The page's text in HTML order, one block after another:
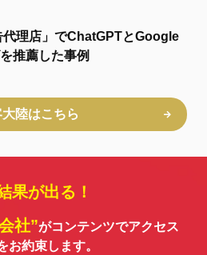
代理店」でChatGPTとGoogle
推薦した事例
陸はこちら
果が出る！
社”がコンテンツでアクセス
お約束します。